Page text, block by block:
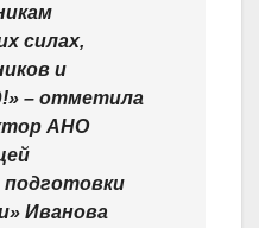
силах,
и
– отметила
АНО
подготовки
Иванова